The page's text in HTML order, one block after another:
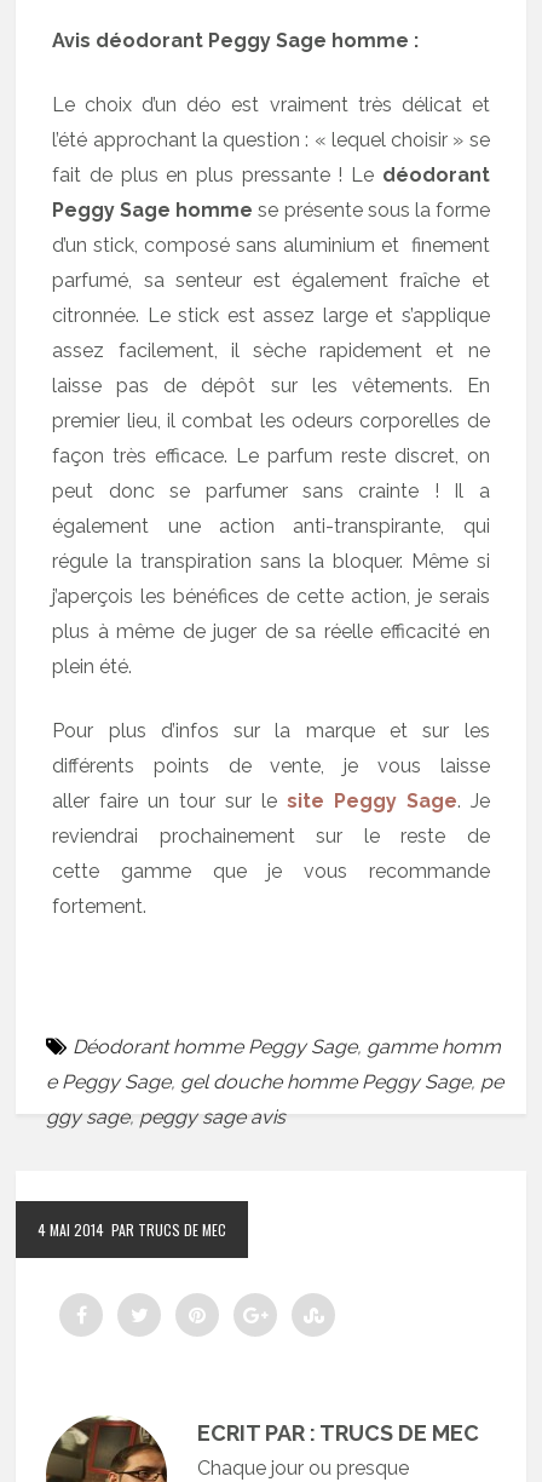
Avis déodorant Peggy Sage homme :
Le choix d’un déo est vraiment très délicat et
l’été approchant la question : « lequel choisir » se
fait de plus en plus pressante ! Le déodorant
Peggy Sage homme se présente sous la forme
d’un stick, composé sans aluminium et finement
parfumé, sa senteur est également fraîche et
citronnée. Le stick est assez large et s’applique
assez facilement, il sèche rapidement et ne
laisse pas de dépôt sur les vêtements. En
premier lieu, il combat les odeurs corporelles de
façon très efficace. Le parfum reste discret, on
peut donc se parfumer sans crainte ! Il a
également une action anti-transpirante, qui
régule la transpiration sans la bloquer. Même si
j’aperçois les bénéfices de cette action, je serais
plus à même de juger de sa réelle efficacité en
plein été.
Pour plus d’infos sur la marque et sur les
différents points de vente, je vous laisse
aller faire un tour sur le site Peggy Sage. Je
reviendrai prochainement sur le reste de
cette gamme que je vous recommande
fortement.
Déodorant homme Peggy Sage, gamme homm
e Peggy Sage, gel douche homme Peggy Sage, pe
ggy sage,peggy sage avis
4 MAI 2014 PAR TRUCS DE MEC
ECRIT PAR : TRUCS DE MEC
Chaque jour ou presque